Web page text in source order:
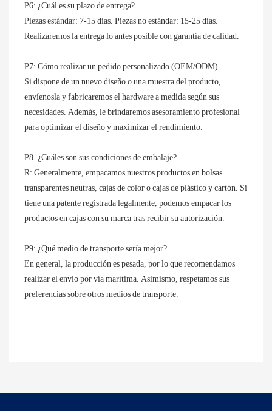
P6: ¿Cuál es su plazo de entrega?
Piezas estándar: 7-15 días. Piezas no estándar: 15-25 días.
Realizaremos la entrega lo antes posible con garantía de calidad.
P7: Cómo realizar un pedido personalizado (OEM/ODM)
Si dispone de un nuevo diseño o una muestra del producto,
envíenosla y fabricaremos el hardware a medida según sus
necesidades. Además, le brindaremos asesoramiento profesional
para optimizar el diseño y maximizar el rendimiento.
P8. ¿Cuáles son sus condiciones de embalaje?
R: Generalmente, empacamos nuestros productos en bolsas
transparentes neutras, cajas de color o cajas de plástico y cartón. Si
tiene una patente registrada legalmente, podemos empacar los
productos en cajas con su marca tras recibir su autorización.
P9: ¿Qué medio de transporte sería mejor?
En general, la producción es pesada, por lo que recomendamos
realizar el envío por vía marítima. Asimismo, respetamos sus
preferencias sobre otros medios de transporte.